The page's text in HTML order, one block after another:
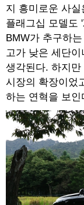
지 흥미로운 사
플래그십 모델도
BMW가 추구하
고가 낮은 세단
생각된다. 하지
시장의 확장이었
하는 연혁을 보인